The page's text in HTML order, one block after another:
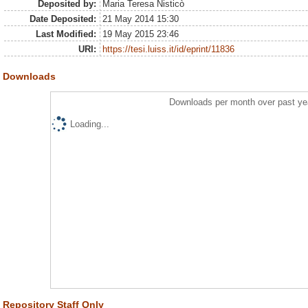
Deposited by:
Maria Teresa Nisticò
Date Deposited:
21 May 2014 15:30
Last Modified:
19 May 2015 23:46
URI:
https://tesi.luiss.it/id/eprint/11836
Downloads
Downloads per month over past
Loading...
Repository Staff Only